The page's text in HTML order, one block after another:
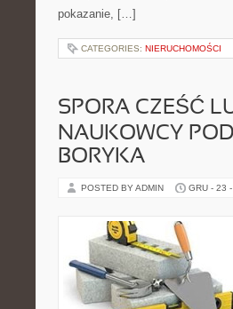
pokazanie, […]
CATEGORIES: NIERUCHOMOŚCI
SPORA CZEŚĆ
NAUKOWCY
BORYKA
POSTED BY ADMIN GRU - 23